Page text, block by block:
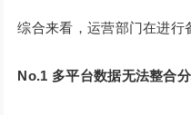
综合来看，运营部门在进行
No.1 多平台数据无法整合